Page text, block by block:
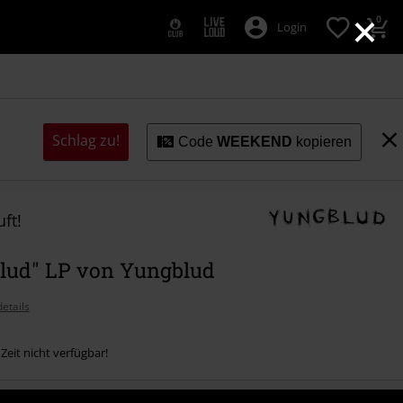
×
Login 0
Schlag zu! CodeWEEKEND kopieren
LP von Yungblud
nicht verfügbar!